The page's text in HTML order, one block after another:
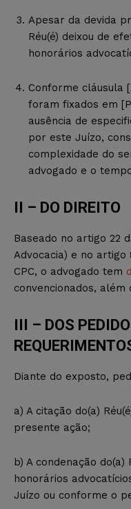
Apesar da devida
Réu(é) deixou de
honorários
Conforme cláusula
foram fixados em
ausência de
por este Juízo,
complexidade do
advogado e o
II – DO DIREITO
Baseado no artigo 22
Advocacia) e no artigo
CPC, o advogado tem
convencionados, além
III – DOS
Diante do exposto,
a) A citação do(a)
presente ação;
b) A condenação do(a)
honorários
Juízo ou conforme o